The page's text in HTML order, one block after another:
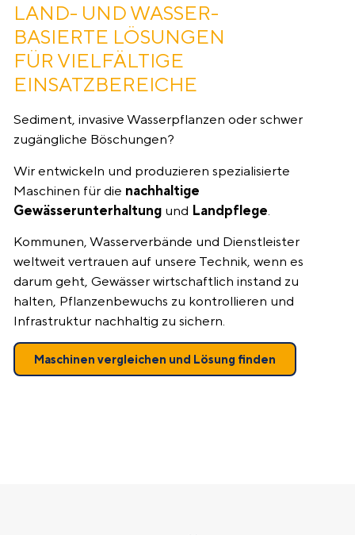
LAND- UND WASSER­
BASIERTE LÖSUNGEN
FÜR VIELFÄLTIGE
EINSATZBEREICHE
Sediment, invasive Wasserpflanzen oder schwer
zugängliche Böschungen?
Wir entwickeln und produzieren spezialisierte
Maschinen für die nachhaltige
Gewässerunterhaltung und Landpflege
Kommunen, Wasserverbände und Dienstleister
weltweit vertrauen auf unsere Technik, wenn es
darum geht, Gewässer wirtschaftlich instand zu
halten, Pflanzenbewuchs zu kontrollieren und
Infrastruktur nachhaltig zu sichern.
Maschinen vergleichen und Lösung finden